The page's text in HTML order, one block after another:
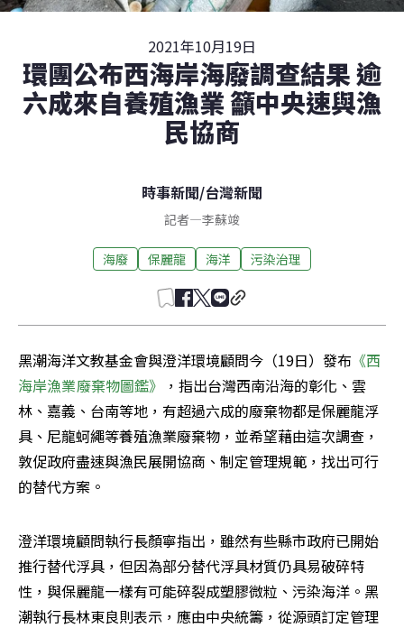
2021年10月19日
環團公布西海岸海廢調查結果 逾
六成來自養殖漁業 籲中央速與漁
民協商
時事新聞/台灣新聞
記者—李蘇竣
海廢 保麗龍 海洋 污染治理
黑潮海洋文教基金會與澄洋環境顧問今（19日）發布 《西
海岸漁業廢棄物圖鑑》
，指出台灣西南沿海的彰化、雲
林、嘉義、台南等地，有超過六成的廢棄物都是保麗龍浮
具、尼龍蚵繩等養殖漁業廢棄物，並希望藉由這次調查，
敦促政府盡速與漁民展開協商、制定管理規範，找出可行
的替代方案。
澄洋環境顧問執行長顏寧指出，雖然有些縣市政府已開始
推行替代浮具，但因為部分替代浮具材質仍具易破碎特
性，與保麗龍一樣有可能碎裂成塑膠微粒、污染海洋。黑
潮執行長林東良則表示，應由中央統籌，從源頭訂定管理